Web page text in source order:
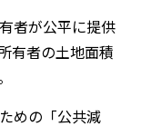
者が公平に提供
有者の土地面積
めの「公共減